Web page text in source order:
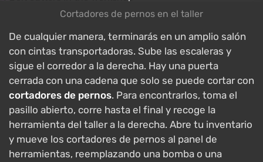
Cortadores de pernos en el taller
De cualquier manera, terminarás en un amplio salón
con cintas transportadoras. Sube las escaleras y
sigue el corredor a la derecha. Hay una puerta
cerrada con una cadena que solo se puede cortar con
cortadores de pernos. Para encontrarlos, toma el
pasillo abierto, corre hasta el final y recoge la
herramienta del taller a la derecha. Abre tu inventario
y mueve los cortadores de pernos al panel de
herramientas, reemplazando una bomba o una